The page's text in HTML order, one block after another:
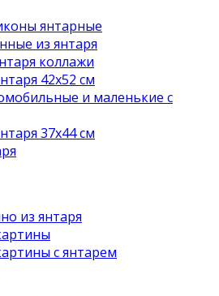
янтарные
из янтаря
коллажи
42х52 см
и маленькие с
37х44 см
из янтаря
с янтарем